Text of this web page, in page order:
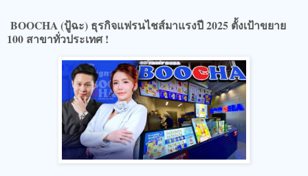
BOOCHA (ปู้ฉะ) ธุรกิจแฟรนไชส์มาแรงปี 2025 ตั้งเป้าขยาย
100 สาขาทั่วประเทศ !